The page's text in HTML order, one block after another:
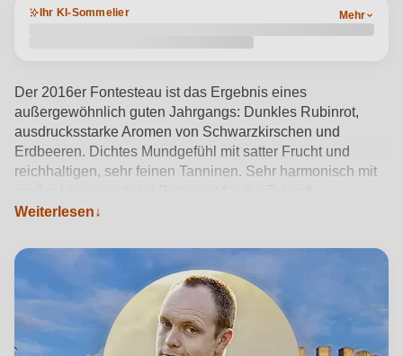
Ihr KI-Sommelier Mehr
Der 2016er Fontesteau ist das Ergebnis eines
außergewöhnlich guten Jahrgangs: Dunkles Rubinrot,
ausdrucksstarke Aromen von Schwarzkirschen und
Erdbeeren. Dichtes Mundgefühl mit satter Frucht und
reichhaltigen, sehr feinen Tanninen. Sehr harmonisch mit
Produktdetails anzeigen →
Weiterlesen